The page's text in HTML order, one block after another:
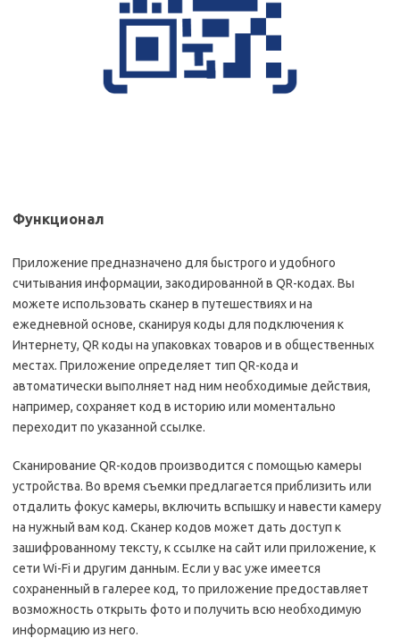
Функционал
Приложение предназначено для быстрого и удобного
считывания информации, закодированной в QR-кодах. Вы
можете использовать сканер в путешествиях и на
ежедневной основе, сканируя коды для подключения к
Интернету, QR коды на упаковках товаров и в общественных
местах. Приложение определяет тип QR-кода и
автоматически выполняет над ним необходимые действия,
например, сохраняет код в историю или моментально
переходит по указанной ссылке.
Сканирование QR-кодов производится с помощью камеры
устройства. Во время съемки предлагается приблизить или
отдалить фокус камеры, включить вспышку и навести камеру
на нужный вам код. Сканер кодов может дать доступ к
зашифрованному тексту, к ссылке на сайт или приложение, к
сети Wi-Fi и другим данным. Если у вас уже имеется
сохраненный в галерее код, то приложение предоставляет
возможность открыть фото и получить всю необходимую
информацию из него.